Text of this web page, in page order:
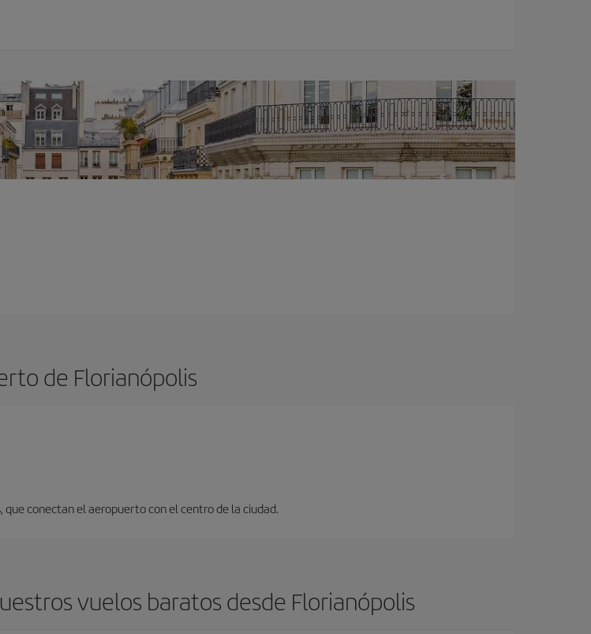
de Florianópolis
que conectan el aeropuerto con el centro de la ciudad.
vuelos baratos desde Florianópolis